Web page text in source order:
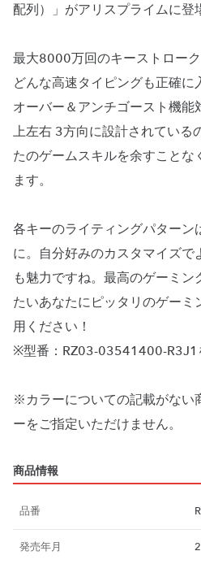
配列）」がアリスプライムに登
最大8000万回のキーストロー
どんな高速タイピングも正確
オーバー＆アンチゴースト機
上左右 3方向に設計されている
たのゲームスキルを余すこと
ます。
各キーのライティングパターン
に。自分好みのカスタマイズ
も魅力ですね。最高のゲーミ
たいあなたにピッタリのゲー
用ください！
※型番：RZ03-03541400-R3J1
※カラーについての記載がない
ーをご指定いただけません。
商品情報
品番
発売年月